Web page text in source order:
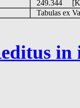
249.344
Tabulas ex
in